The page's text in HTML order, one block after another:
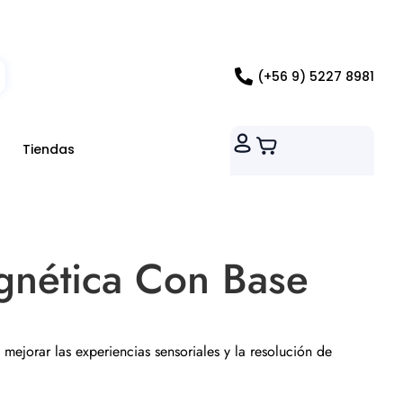
(+56 9) 5227 8981
Tiendas
Con Base
las experiencias sensoriales y la resolución de